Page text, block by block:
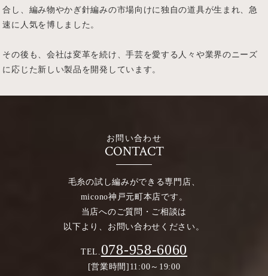
合し、編み物やかぎ針編みの市場向けに独自の道具が生まれ、急
速に人気を博しました。
その後も、会社は変革を続け、手芸を愛する人々や業界のニーズ
に応じた新しい製品を開発しています。
お問い合わせ
CONTACT
毛糸の試し編みができる専門店、
micono神戸元町本店です。
当店へのご質問・ご相談は
以下より、お問い合わせください。
TEL. 078-958-6060
[営業時間]11:00～19:00